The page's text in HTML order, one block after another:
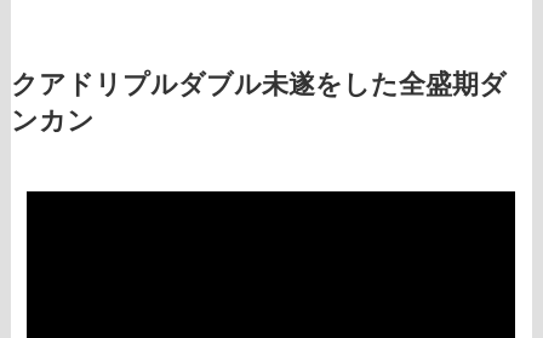
クアドリプルダブル未遂をした全盛期ダ
ンカン